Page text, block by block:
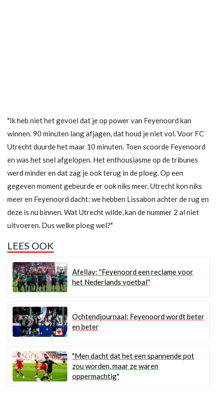
"Ik heb niet het gevoel dat je op power van Feyenoord kan
winnen. 90 minuten lang afjagen, dat houd je niet vol. Voor FC
Utrecht duurde het maar 10 minuten. Toen scoorde Feyenoord
en was het snel afgelopen. Het enthousiasme op de tribunes
werd minder en dat zag je ook terug in de ploeg. Op een
gegeven moment gebeurde er ook niks meer. Utrecht kon niks
meer en Feyenoord dacht: we hebben Lissabon achter de rug en
deze is nu binnen. Wat Utrecht wilde, kan de nummer 2 al niet
uitvoeren. Dus welke ploeg wel?"
LEES OOK
Afellay: ''Feyenoord een reclame voor
het Nederlands voetbal''
Ochtendjournaal: Feyenoord wordt beter
en beter
"Men dacht dat het een spannende pot
zou worden, maar ze waren
oppermachtig"